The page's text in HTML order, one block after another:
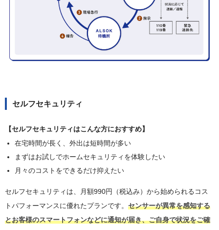
セルフセキュリティ
【セルフセキュリティはこんな方におすすめ】
在宅時間が長く、外出は短時間が多い
まずはお試しでホームセキュリティを体験したい
月々のコストをできるだけ抑えたい
セルフセキュリティは、月額990円（税込み）から始められるコス
トパフォーマンスに優れたプランです。 センサーが異常を感知する
とお客様のスマートフォンなどに通知が届き、ご自身で状況をご確